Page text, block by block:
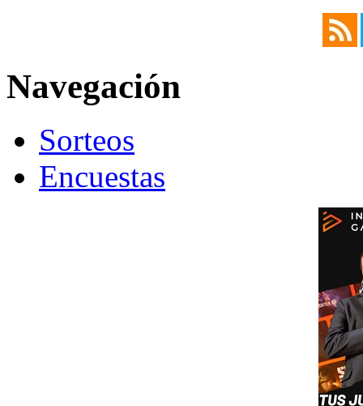
Navegación
Sorteos
Encuestas